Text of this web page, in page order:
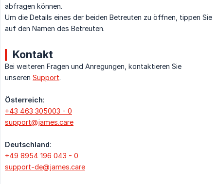
abfragen können.
Um die Details eines der beiden Betreuten zu öffnen, tippen Sie
auf den Namen des Betreuten.
Kontakt
Bei weiteren Fragen und Anregungen, kontaktieren Sie
unseren Support.
Österreich:
+43 463 305003 - 0
support@james.care
Deutschland:
+49 8954 196 043 - 0
support-de@james.care